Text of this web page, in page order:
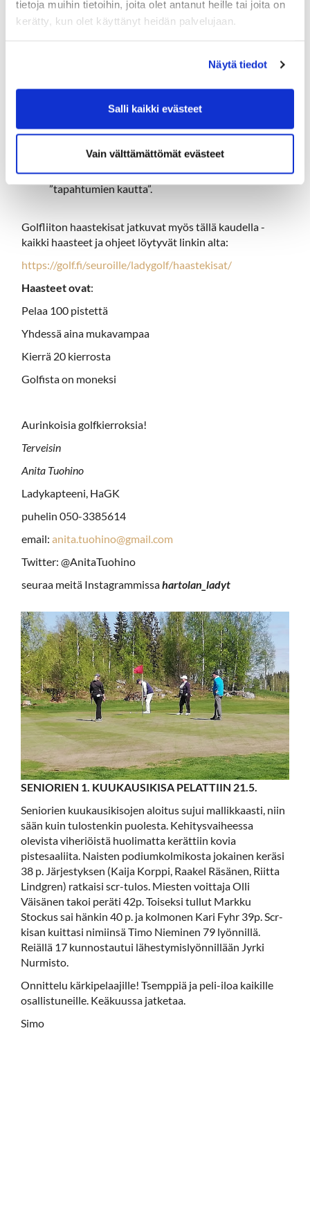
tietoja muihin tietoihin, joita olet antanut heille tai joita on
kerätty, kun olet käyttänyt heidän palvelujaan.
Näytä tiedot
Salli kaikki evästeet
Vain välttämättömät evästeet
Naistoimikunta järjestää golfiin liittyvien
varastot ylimääräisistä kamoista ja tuoda kirppikselle.
reippaasti toiveita, mistä haluat harjoittelua!
Vain ysin kiertämiseen ilmoittaudutaan
”tapahtumien kautta”.
Golfliiton haastekisat jatkuvat myös tällä kaudella -
kaikki haasteet ja ohjeet löytyvät linkin alta:
https://golf.fi/seuroille/ladygolf/haastekisat/
Haasteet ovat:
Pelaa 100 pistettä
Yhdessä aina mukavampaa
Kierrä 20 kierrosta
Golfista on moneksi
Aurinkoisia golfkierroksia!
Terveisin
Anita Tuohino
Ladykapteeni, HaGK
puhelin 050-3385614
email: anita.tuohino@gmail.com
Twitter: @AnitaTuohino
seuraa meitä Instagrammissahartolan­­_ladyt
SENIORIEN 1. KUUKAUSIKISA PELATTIIN 21.5.
Seniorien kuukausikisojen aloitus sujui mallikkaasti, niin
sään kuin tulostenkin puolesta. Kehitysvaiheessa
olevista viheriöistä huolimatta kerättiin kovia
pistesaaliita. Naisten podiumkolmikosta jokainen keräsi
38 p. Järjestyksen (Kaija Korppi, Raakel Räsänen, Riitta
Lindgren) ratkaisi scr-tulos. Miesten voittaja Olli
Väisänen takoi peräti 42p. Toiseksi tullut Markku
Stockus sai hänkin 40 p. ja kolmonen Kari Fyhr 39p. Scr-
kisan kuittasi nimiinsä Timo Nieminen 79 lyönnillä.
Reiällä 17 kunnostautui lähestymislyönnillään Jyrki
Nurmisto.
Onnittelu kärkipelaajille! Tsemppiä ja peli-iloa kaikille
osallistuneille. Keäkuussa jatketaa.
Simo